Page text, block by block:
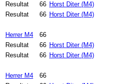
Resultat
66 Horst Diter (M4)
Resultat
66 Horst Diter (M4)
Herrer M4 66
Resultat
66 Horst Diter (M4)
Resultat
66 Horst Diter (M4)
Herrer M4 66